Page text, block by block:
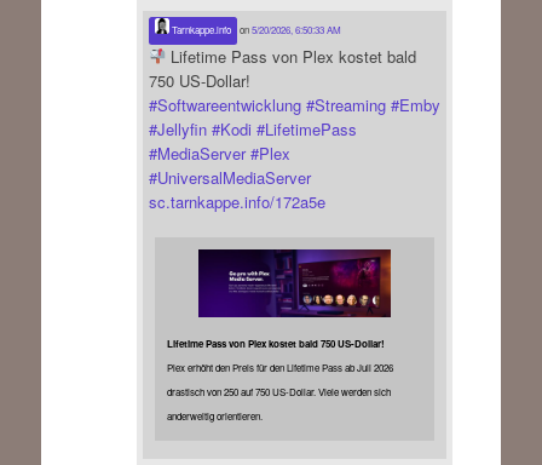
Tarnkappe.info on5/20/2026, 6:50:33 AM
Lifetime Pass von Plex kostet bald
750 US-Dollar!
#Softwareentwicklung #Streaming #Emby
#Jellyfin #Kodi #LifetimePass
#MediaServer #Plex
#UniversalMediaServer
sc.tarnkappe.info/172a5e
Lifetime Pass von Plex kostet bald 750 US-Dollar!
Plex erhöht den Preis für den Lifetime Pass ab Juli 2026
drastisch von 250 auf 750 US-Dollar. Viele werden sich
anderweitig orientieren.